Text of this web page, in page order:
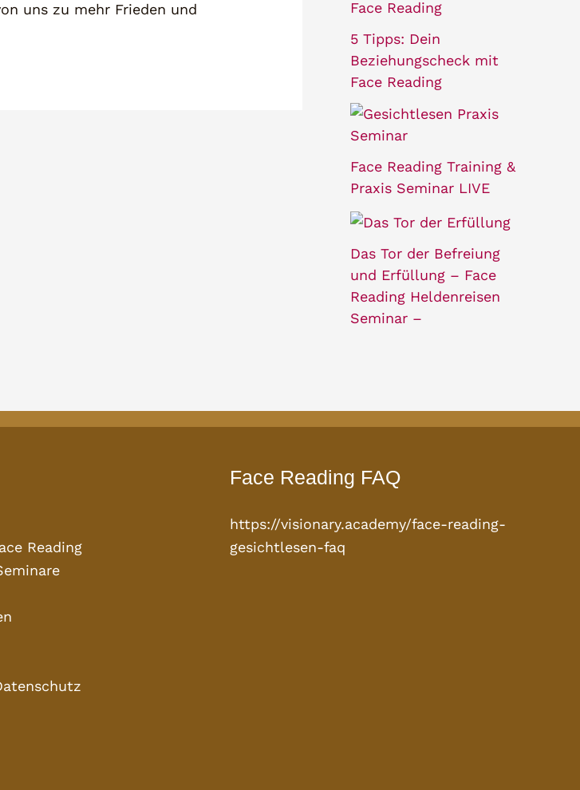
uns zu mehr Frieden und
5 Tipps: Dein
Beziehungscheck mit
Face Reading
Face Reading Training &
Praxis Seminar LIVE
Das Tor der Befreiung
und Erfüllung – Face
Reading Heldenreisen
Seminar –
Reading
Face Reading FAQ
https://visionary.academy/face-reading-
gesichtlesen-faq